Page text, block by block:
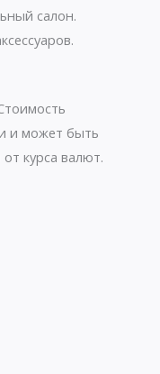
салон.
и может быть
курса валют.